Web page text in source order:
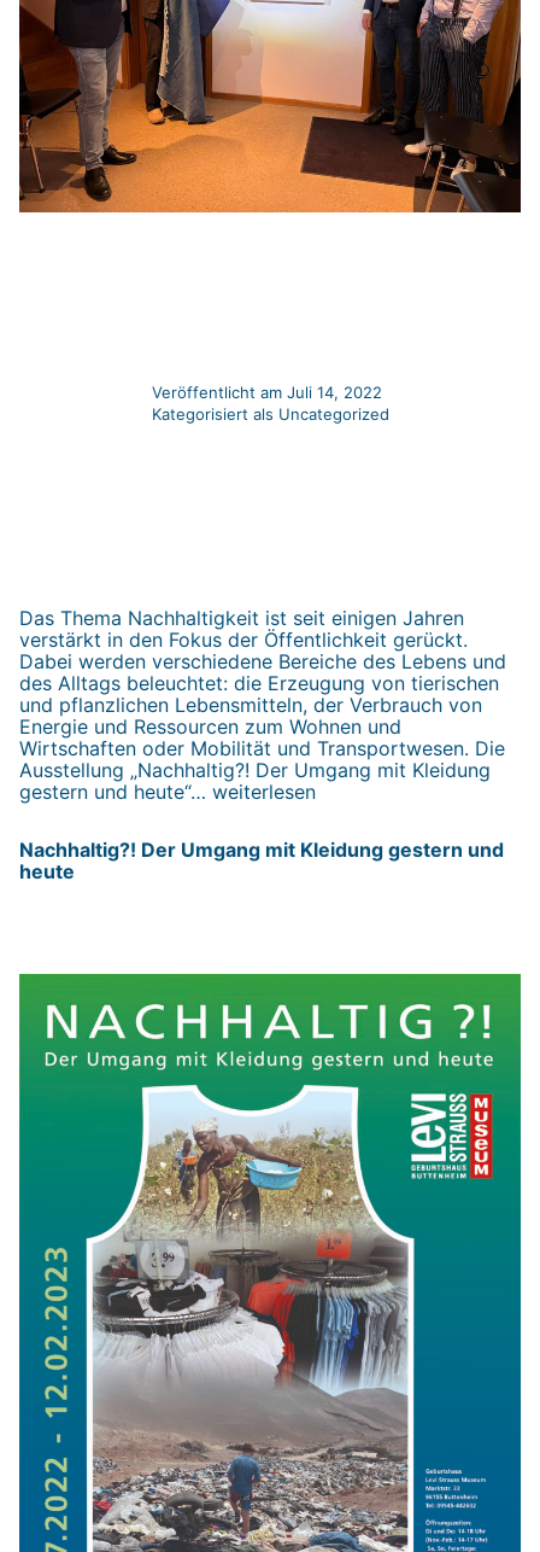
Nachhaltig?! Der Umgang mit Kleidung gestern und
heute
Das Thema Nachhaltigkeit ist seit einigen Jahren
verstärkt in den Fokus der Öffentlichkeit gerückt.
Dabei werden verschiedene Bereiche des Lebens und
des Alltags beleuchtet: die Erzeugung von tierischen
und pflanzlichen Lebensmitteln, der Verbrauch von
Energie und Ressourcen zum Wohnen und
Wirtschaften oder Mobilität und Transportwesen. Die
Ausstellung „Nachhaltig?! Der Umgang mit Kleidung
gestern und heute“… Nachhaltig?!
mit
weiterlesen
Veröffentlicht am Juli 14, 2022
Kategorisiert als Uncategorized